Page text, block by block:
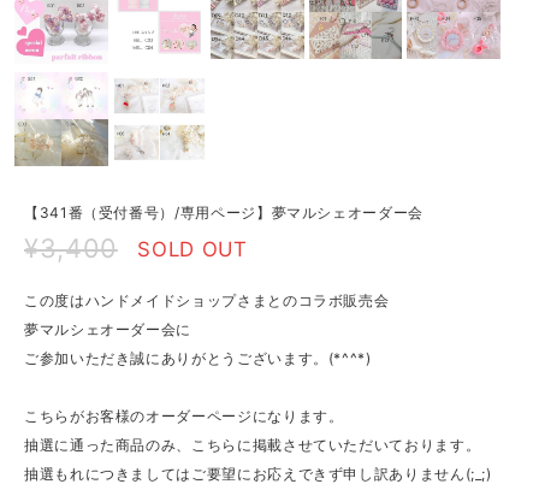
【341番（受付番号）/専用ページ】夢マルシェオーダー会
¥3,400 SOLD OUT
この度はハンドメイドショップさまとのコラボ販売会
夢マルシェオーダー会に
ご参加いただき誠にありがとうございます。(*^^*)
こちらがお客様のオーダーページになります。
抽選に通った商品のみ、こちらに掲載させていただいております。
抽選もれにつきましてはご要望にお応えできず申し訳ありません(;_;)